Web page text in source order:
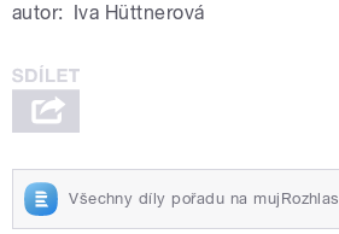
autor: Iva Hüttnerová
Všechny díly pořadu na mujRozhlas